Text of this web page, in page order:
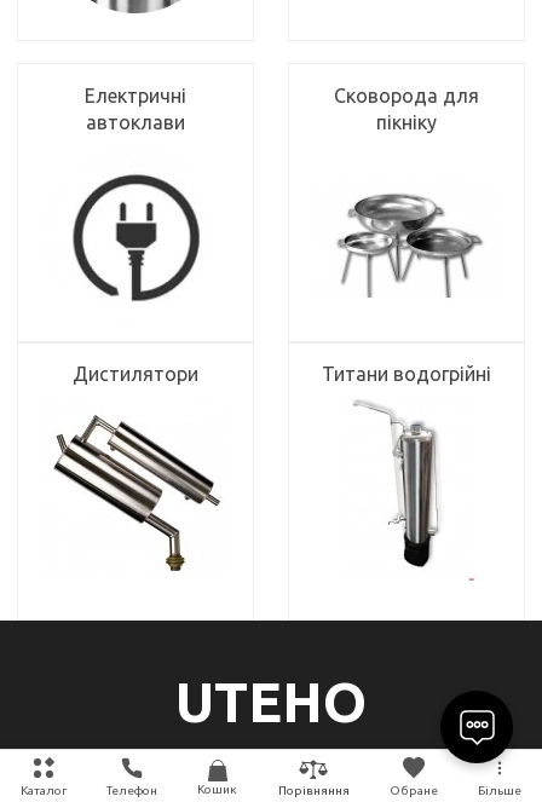
Каталог Телефон Кошик Порівняння Обране Більше
Електричні
автоклави
Сковорода для
пікніку
Дистилятори Титани водогрійні
UTEHO